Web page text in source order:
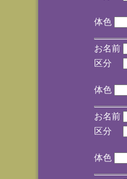
(
体色
お名前
区分
(
体色
お名前
区分
(
体色